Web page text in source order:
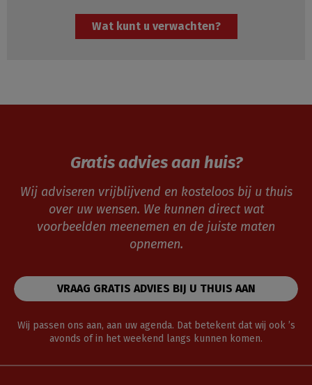
Wat kunt u verwachten?
Gratis advies aan huis?
Wij adviseren vrijblijvend en kosteloos bij u thuis
over uw wensen. We kunnen direct wat
voorbeelden meenemen en de juiste maten
opnemen.
VRAAG GRATIS ADVIES BIJ U THUIS AAN
Wij passen ons aan, aan uw agenda. Dat betekent dat wij ook ’s
avonds of in het weekend langs kunnen komen.